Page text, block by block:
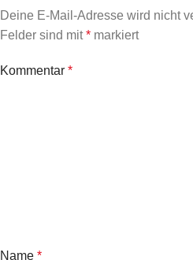
Deine E-Mail-Adresse wird nicht
Felder sind mit* markiert
Kommentar *
Name *